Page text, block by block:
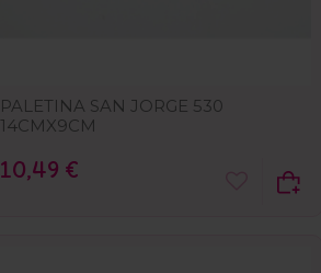
PALETINA SAN JORGE 530
14CMX9CM
10,49 €